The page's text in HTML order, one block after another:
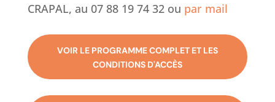
CRAPAL, au 07 88 19 74 32 ou par mail
VOIR LE PROGRAMME COMPLET ET LES
CONDITIONS D'ACCÈS